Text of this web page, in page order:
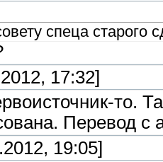
спеца старого
17:32]
то.
Перевод с
19:05]